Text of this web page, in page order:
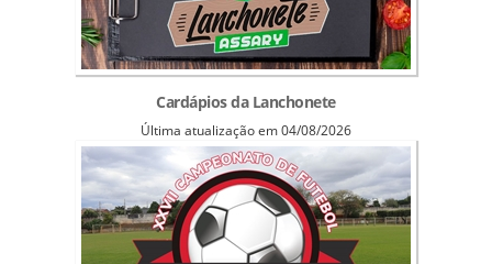
Cardápios da Lanchonete
Última atualização em 04/08/2026